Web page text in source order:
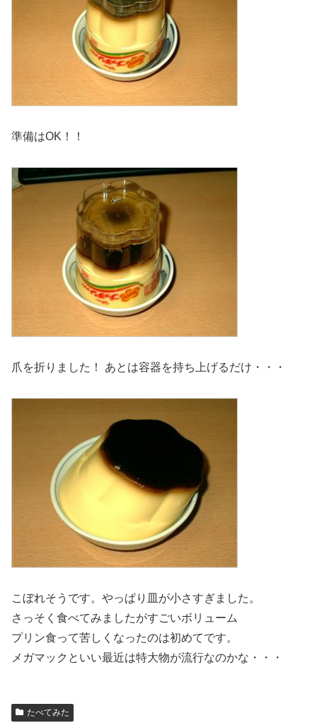
準備はOK！！
爪を折りました！ あとは容器を持ち上げるだけ・・・
こぼれそうです。やっぱり皿が小さすぎました。
さっそく食べてみましたがすごいボリューム
プリン食って苦しくなったのは初めてです。
メガマックといい最近は特大物が流行なのかな・・・
たべてみた